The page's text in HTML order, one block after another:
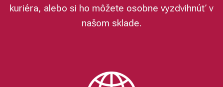
kuriéra, alebo si ho môžete osobne vyzdvihnúť v
našom sklade.